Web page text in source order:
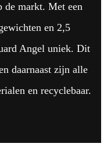
de markt. Met een
en 2,5
Angel uniek. Dit
daarnaast zijn alle
en recyclebaar.